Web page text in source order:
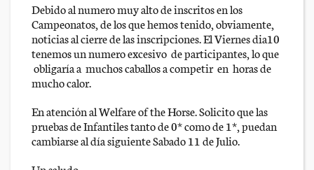
Debido al numero muy alto de inscritos en los
Campeonatos, de los que hemos tenido, obviamente,
noticias al cierre de las inscripciones. El Viernes dia10
tenemos un numero excesivo de participantes, lo que
obligaría a muchos caballos a competir en horas de
mucho calor.
En atención al Welfare of the Horse. Solicito que las
pruebas de Infantiles tanto de 0* como de 1*, puedan
cambiarse al día siguiente Sabado 11 de Julio.